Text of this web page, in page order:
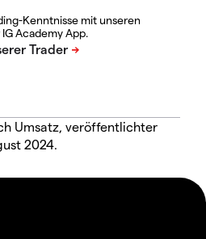
Kenntnisse mit unseren
Academy App.
Umsatz, veröffentlichter
2024.